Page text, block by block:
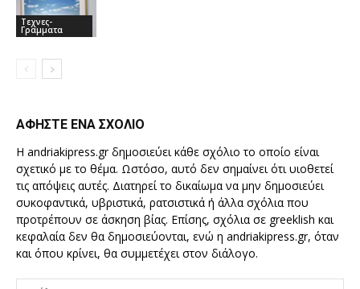
Τεχνες-
Γραμματα
ΑΦΗΣΤΕ ΕΝΑ ΣΧΟΛΙΟ
Η andriakipress.gr δημοσιεύει κάθε σχόλιο το οποίο είναι
σχετικό με το θέμα. Ωστόσο, αυτό δεν σημαίνει ότι υιοθετεί
τις απόψεις αυτές. Διατηρεί το δικαίωμα να μην δημοσιεύει
συκοφαντικά, υβριστικά, ρατσιστικά ή άλλα σχόλια που
προτρέπουν σε άσκηση βίας. Επίσης, σχόλια σε greeklish και
κεφαλαία δεν θα δημοσιεύονται, ενώ η andriakipress.gr, όταν
και όπου κρίνει, θα συμμετέχει στον διάλογο.